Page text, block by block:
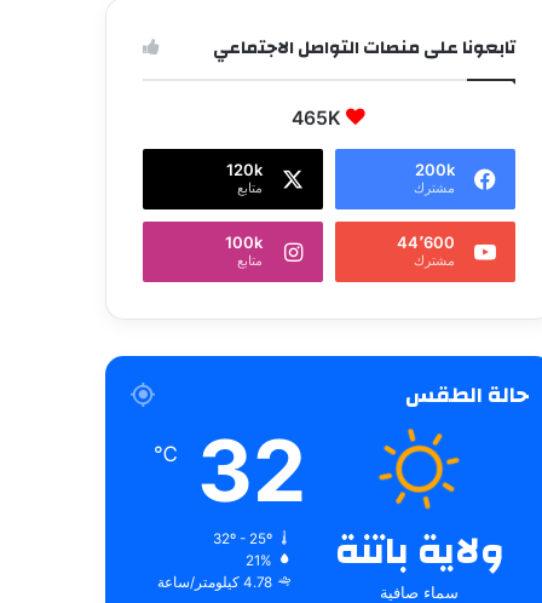
تابعونا على منصات التواصل الاجتماعي
465K
200k
مشترك
120k
متابع
44٬600
مشترك
100k
متابع
حالة الطقس
ولاية باتنة
سماء صافية
32
℃
32º - 25º
21%
4.78 كيلومتر/ساعة